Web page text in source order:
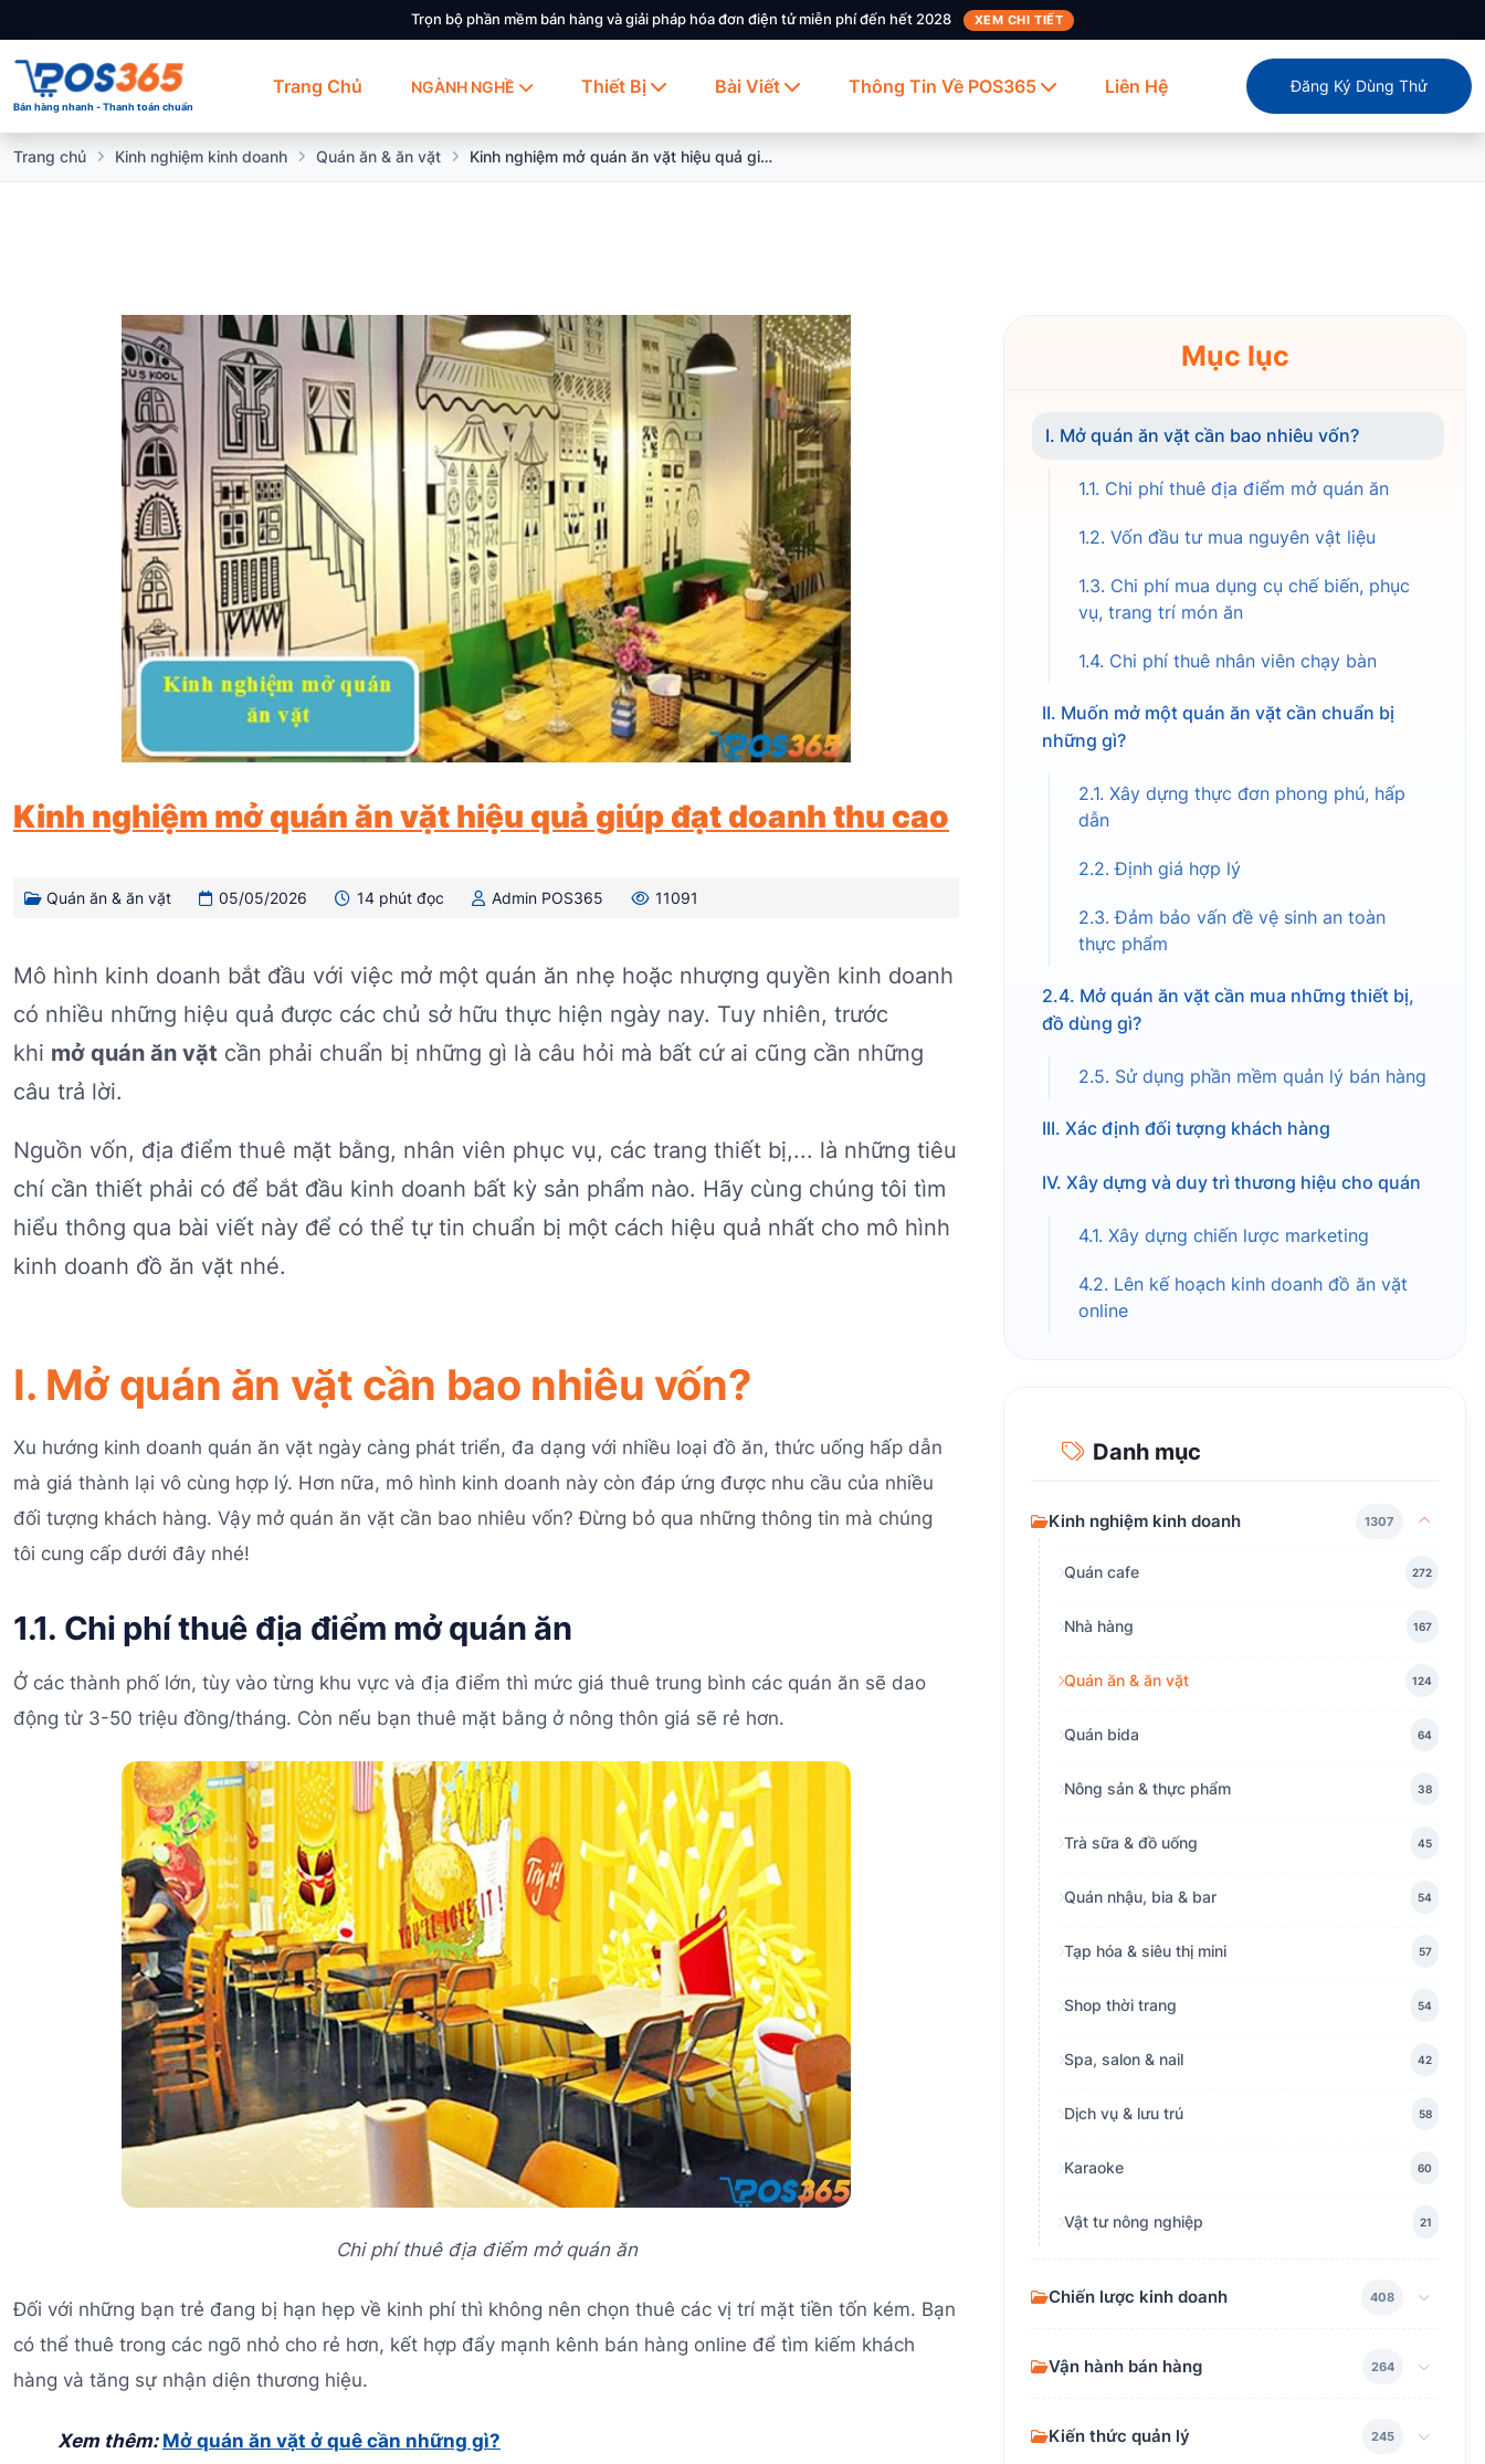
Trọn bộ phần mềm bán hàng và giải pháp hóa đơn điện tử miễn phí đến hết 2028 XEM CHI TIẾT
Bán hàng nhanh - Thanh toán chuẩn
Trang Chủ NGÀNH NGHỀ Thiết Bị Bài Viết Thông Tin Về POS365 Liên Hệ Đăng Ký Dùng Thử
Trang chủ Kinh nghiệm kinh doanh Quán ăn & ăn vặt Kinh nghiệm mở quán ăn vặt hiệu quả giúp đạt doanh thu cao
Kinh nghiệm mở quán ăn vặt hiệu quả giúp đạt doanh thu cao
Quán ăn & ăn vặt 05/05/2026 14 phút đọc Admin POS365 11091
Mô hình kinh doanh bắt đầu với việc mở một quán ăn nhẹ hoặc nhượng quyền kinh doanh
có nhiều những hiệu quả được các chủ sở hữu thực hiện ngày nay. Tuy nhiên, trước
khi mở quán ăn vặt cần phải chuẩn bị những gì là câu hỏi mà bất cứ ai cũng cần những
câu trả lời.
Nguồn vốn, địa điểm thuê mặt bằng, nhân viên phục vụ, các trang thiết bị,... là những tiêu
chí cần thiết phải có để bắt đầu kinh doanh bất kỳ sản phẩm nào. Hãy cùng chúng tôi tìm
hiểu thông qua bài viết này để có thể tự tin chuẩn bị một cách hiệu quả nhất cho mô hình
kinh doanh đồ ăn vặt nhé.
I. Mở quán ăn vặt cần bao nhiêu vốn?
Xu hướng kinh doanh quán ăn vặt ngày càng phát triển, đa dạng với nhiều loại đồ ăn, thức uống hấp dẫn
mà giá thành lại vô cùng hợp lý. Hơn nữa, mô hình kinh doanh này còn đáp ứng được nhu cầu của nhiều
đối tượng khách hàng. Vậy mở quán ăn vặt cần bao nhiêu vốn? Đừng bỏ qua những thông tin mà chúng
tôi cung cấp dưới đây nhé!
1.1. Chi phí thuê địa điểm mở quán ăn
Ở các thành phố lớn, tùy vào từng khu vực và địa điểm thì mức giá thuê trung bình các quán ăn sẽ dao
động từ 3-50 triệu đồng/tháng. Còn nếu bạn thuê mặt bằng ở nông thôn giá sẽ rẻ hơn.
Chi phí thuê địa điểm mở quán ăn
Đối với những bạn trẻ đang bị hạn hẹp về kinh phí thì không nên chọn thuê các vị trí mặt tiền tốn kém. Bạn
có thể thuê trong các ngõ nhỏ cho rẻ hơn, kết hợp đẩy mạnh kênh bán hàng online để tìm kiếm khách
hàng và tăng sự nhận diện thương hiệu.
Xem thêm: Mở quán ăn vặt ở quê cần những gì?
Mục lục
I. Mở quán ăn vặt cần bao nhiêu vốn?
1.1. Chi phí thuê địa điểm mở quán ăn
1.2. Vốn đầu tư mua nguyên vật liệu
1.3. Chi phí mua dụng cụ chế biến, phục
vụ, trang trí món ăn
1.4. Chi phí thuê nhân viên chạy bàn
II. Muốn mở một quán ăn vặt cần chuẩn bị
những gì?
2.1. Xây dựng thực đơn phong phú, hấp
dẫn
2.2. Định giá hợp lý
2.3. Đảm bảo vấn đề vệ sinh an toàn
thực phẩm
2.4. Mở quán ăn vặt cần mua những thiết bị,
đồ dùng gì?
2.5. Sử dụng phần mềm quản lý bán hàng
III. Xác định đối tượng khách hàng
IV. Xây dựng và duy trì thương hiệu cho quán
4.1. Xây dựng chiến lược marketing
4.2. Lên kế hoạch kinh doanh đồ ăn vặt
online
Danh mục
Kinh nghiệm kinh doanh 1307
Quán cafe 272
Nhà hàng 167
Quán ăn & ăn vặt 124
Quán bida 64
Nông sản & thực phẩm 38
Trà sữa & đồ uống 45
Quán nhậu, bia & bar 54
Tạp hóa & siêu thị mini 57
Shop thời trang 54
Spa, salon & nail 42
Dịch vụ & lưu trú 58
Karaoke 60
Vật tư nông nghiệp 21
Chiến lược kinh doanh 408
Vận hành bán hàng 264
Kiến thức quản lý 245